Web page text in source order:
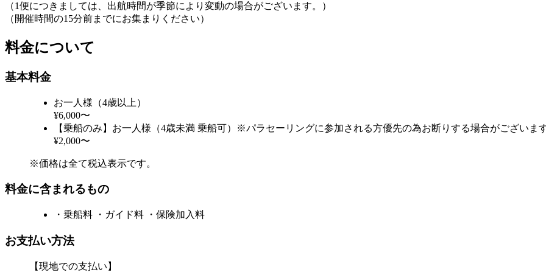
（1便につきましては、出航時間が季節により変動の場合がございます。）
（開催時間の15分前までにお集まりください）
料金について
基本料金
お一人様（4歳以上）
¥6,000〜
【乗船のみ】お一人様（4歳未満 乗船可）※パラセーリングに参加される方優先の為お断りする場合がございま
¥2,000〜
※価格は全て税込表示です。
料金に含まれるもの
・乗船料 ・ガイド料 ・保険加入料
お支払い方法
【現地での支払い】